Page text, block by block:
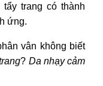
trang có thành
ứng.
vân không biết
? Da nhạy cảm